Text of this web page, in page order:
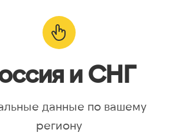
и СНГ
данные по вашему
региону